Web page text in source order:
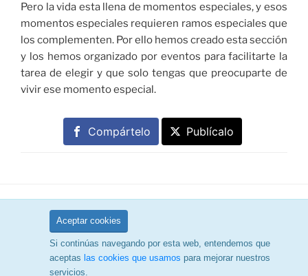
Pero la vida esta llena de momentos especiales, y esos
momentos especiales requieren ramos especiales que
los complementen. Por ello hemos creado esta sección
y los hemos organizado por eventos para facilitarte la
tarea de elegir y que solo tengas que preocuparte de
vivir ese momento especial.
Compártelo Publícalo
facebookTwitter Instagram
Política de privacidad Funciona gracias a WordPress
Aceptar cookies
Si continúas navegando por esta web, entendemos que
aceptas las cookies que usamos para mejorar nuestros
servicios.